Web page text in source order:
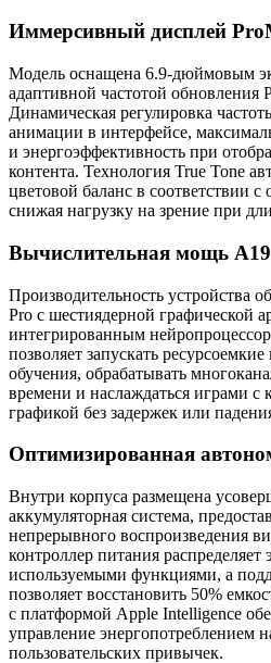
Иммерсивный дисплей
Модель оснащена 6.9-дюймовым
адаптивной частотой обновления
Динамическая регулировка
анимации в интерфейсе,
и энергоэффективность при
контента. Технология True Tone
цветовой баланс в соответствии
снижая нагрузку на зрение при
Вычислительная мощь
Производительность устройства
Pro с шестиядерной графической
интегрированным
позволяет запускать
обучения, обрабатывать
времени и наслаждаться играми с
графикой без задержек или
Оптимизированная
Внутри корпуса размещена
аккумуляторная система,
непрерывного воспроизведения
контроллер питания распределяет
используемыми функциями, а
позволяет восстановить 50%
с платформой Apple Intelligence
управление энергопотреблением
пользовательских привычек.